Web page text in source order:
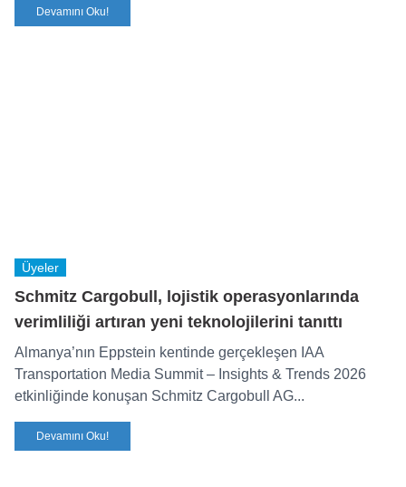
Devamını Oku!
Üyeler
Schmitz Cargobull, lojistik operasyonlarında
verimliliği artıran yeni teknolojilerini tanıttı
Almanya’nın Eppstein kentinde gerçekleşen IAA
Transportation Media Summit – Insights & Trends 2026
etkinliğinde konuşan Schmitz Cargobull AG...
Devamını Oku!